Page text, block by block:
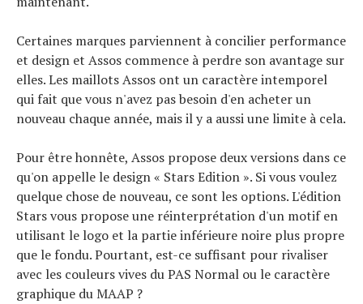
Certaines marques parviennent à concilier performance
et design et Assos commence à perdre son avantage sur
elles. Les maillots Assos ont un caractère intemporel
qui fait que vous n'avez pas besoin d'en acheter un
nouveau chaque année, mais il y a aussi une limite à cela.
Pour être honnête, Assos propose deux versions dans ce
qu'on appelle le design « Stars Edition ». Si vous voulez
quelque chose de nouveau, ce sont les options. L'édition
Stars vous propose une réinterprétation d'un motif en
utilisant le logo et la partie inférieure noire plus propre
que le fondu. Pourtant, est-ce suffisant pour rivaliser
avec les couleurs vives du PAS Normal ou le caractère
graphique du MAAP ?